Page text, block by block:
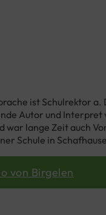
ist Schulrektor a.
Autor und Interpret
war lange Zeit auch
Schule in
von Birgelen